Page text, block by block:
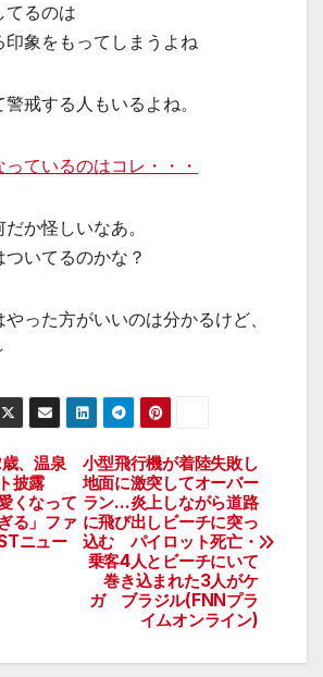
てるのは
印象をもってしまうよね
戒する人もいるよね。
ているのはコレ・・・
か怪しいなあ。
いてるのかな？
った方がいいのは分かるけど、
小型飛行機が着陸失敗し
地面に激突してオーバー
ラン…炎上しながら道路
に飛び出しビーチに突っ
込む パイロット死亡・
乗客4人とビーチにいて
巻き込まれた3人がケ
ガ ブラジル(FNNプラ
イムオンライン)
、温泉
披露
くなって
る」ファ
ニュー